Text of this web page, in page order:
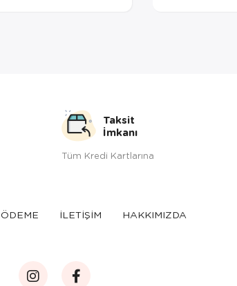
Taksit
İmkanı
Tüm Kredi Kartlarına
ÖDEME İLETİŞİM HAKKIMIZDA